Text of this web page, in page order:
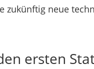
zukünftig neue
ersten